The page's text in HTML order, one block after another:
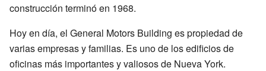
construcción terminó en 1968.
Hoy en día, el General Motors Building es propiedad de
varias empresas y familias. Es uno de los edificios de
oficinas más importantes y valiosos de Nueva York.